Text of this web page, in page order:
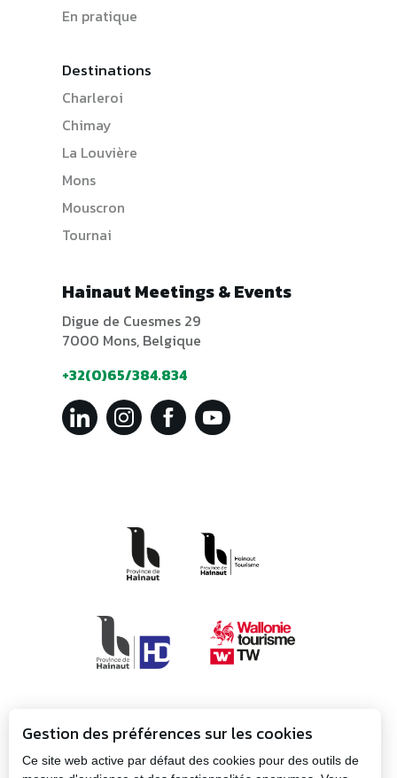
En pratique
Destinations
Charleroi
Chimay
La Louvière
Mons
Mouscron
Tournai
Hainaut Meetings & Events
Digue de Cuesmes 29
7000 Mons, Belgique
+32(0)65/384.834
Gestion des préférences sur les cookies
Ce site web active par défaut des cookies pour des outils de